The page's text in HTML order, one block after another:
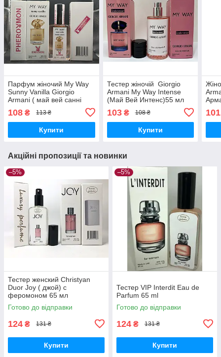
Парфум жіночий My Way
Sunny Vanilla Giorgio
Armani ( май вей санні
ваніла) з феромоном 60
мл
108 ₴ 113 ₴
Купити
Тестер жіночій Giorgio
Armani My Way Intense
(Май Вей Интенс)55 мл
103₴ 108 ₴
Купити
101
Акційні пропозиції та новинки
–5%
Тестер женский Christyan
Duor Joy ( джой) с
феромоном 65 мл
Готово до відправки
124 ₴ 131 ₴
Купити
–5%
Тестер VIP Interdit Eau de
Parfum 65 ml
Готово до відправки
124 ₴ 131 ₴
Купити